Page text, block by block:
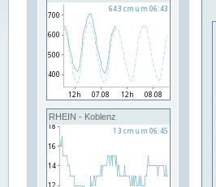
RHEIN - Koblenz